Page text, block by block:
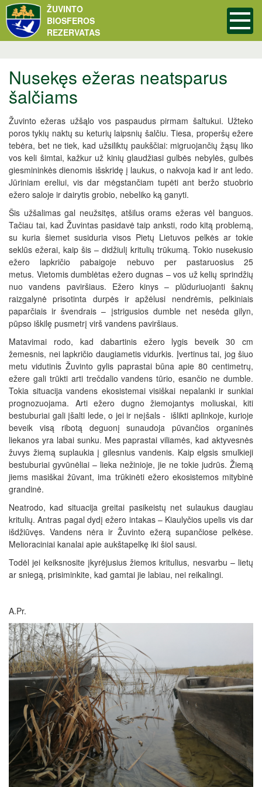
ŽUVINTO
BIOSFEROS
REZERVATAS
Nusekęs ežeras neatsparus
šalčiams
Žuvinto ežeras užšąlo vos paspaudus pirmam šaltukui. Užteko
poros tykių naktų su keturių laipsnių šalčiu. Tiesa, properšų ežere
tebėra, bet ne tiek, kad užsiliktų paukščiai: migruojančių žąsų liko
vos keli šimtai, kažkur už kinių glaudžiasi gulbės nebylės, gulbės
giesmininkės dienomis išskridę į laukus, o nakvoja kad ir ant ledo.
Jūriniam ereliui, vis dar mėgstančiam tupėti ant beržo stuobrio
ežero saloje ir dairytis grobio, nebeliko ką ganyti.
Šis užšalimas gal neužsitęs, atšilus orams ežeras vėl banguos.
Tačiau tai, kad Žuvintas pasidavė taip anksti, rodo kitą problemą,
su kuria šiemet susiduria visos Pietų Lietuvos pelkės ar tokie
seklūs ežerai, kaip šis – didžiulį kritulių trūkumą. Tokio nusekusio
ežero lapkričio pabaigoje nebuvo per pastaruosius 25
metus. Vietomis dumblėtas ežero dugnas – vos už kelių sprindžių
nuo vandens paviršiaus. Ežero kinys – plūduriuojanti šaknų
raizgalynė prisotinta durpės ir apžėlusi nendrėmis, pelkiniais
paparčiais ir švendrais – įstrigusios dumble net nesėda gilyn,
pūpso iškilę pusmetrį virš vandens paviršiaus.
Matavimai rodo, kad dabartinis ežero lygis beveik 30 cm
žemesnis, nei lapkričio daugiametis vidurkis. Įvertinus tai, jog šiuo
metu vidutinis Žuvinto gylis paprastai būna apie 80 centimetrų,
ežere gali trūkti arti trečdalio vandens tūrio, esančio ne dumble.
Tokia situacija vandens ekosistemai visiškai nepalanki ir sunkiai
prognozuojama. Arti ežero dugno žiemojantys moliuskai, kiti
bestuburiai gali įšalti lede, o jei ir neįšals - išlikti aplinkoje, kurioje
beveik visą ribotą deguonį sunaudoja pūvančios organinės
liekanos yra labai sunku. Mes paprastai viliamės, kad aktyvesnės
žuvys žiemą suplaukia į gilesnius vandenis. Kaip elgsis smulkieji
bestuburiai gyvūnėliai – lieka nežinioje, jie ne tokie judrūs. Žiemą
jiems masiškai žūvant, ima trūkinėti ežero ekosistemos mitybinė
grandinė.
Neatrodo, kad situacija greitai pasikeistų net sulaukus daugiau
kritulių. Antras pagal dydį ežero intakas – Kiaulyčios upelis vis dar
išdžiūvęs. Vandens nėra ir Žuvinto ežerą supančiose pelkėse.
Melioraciniai kanalai apie aukštapelkę iki šiol sausi.
Todėl jei keiksnosite įkyrėjusius žiemos kritulius, nesvarbu – lietų
ar sniegą, prisiminkite, kad gamtai jie labiau, nei reikalingi.
A.Pr.